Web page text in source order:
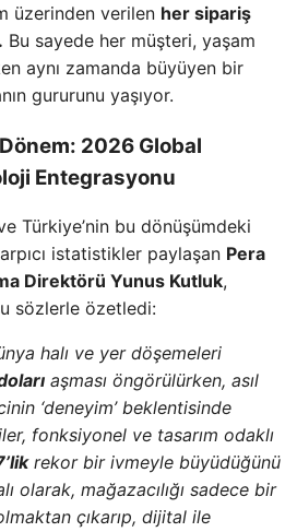
üzerinden verilen her sipariş
Bu sayede her müşteri, yaşam
aynı zamanda büyüyen bir
gururunu yaşıyor.
2026 Global
Entegrasyonu
Türkiye’nin bu dönüşümdeki
istatistikler paylaşan Pera
Direktörü Yunus Kutluk,
sözlerle özetledi:
halı ve yer döşemeleri
aşması öngörülürken, asıl
‘deneyim’ beklentisinde
fonksiyonel ve tasarım odaklı
rekor bir ivmeyle büyüdüğünü
olarak, mağazacılığı sadece bir
çıkarıp, dijital ile